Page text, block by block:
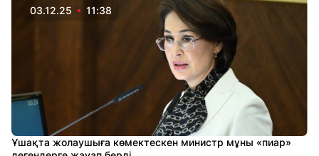
03.12.25 11:38
Ұшақта жолаушыға көмектескен министр мұны «пиар»